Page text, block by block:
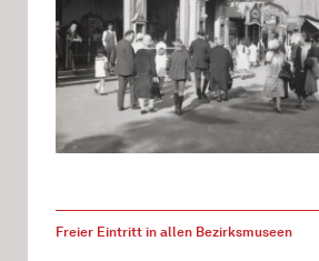
Freier Eintritt in allen Bezirksmuseen